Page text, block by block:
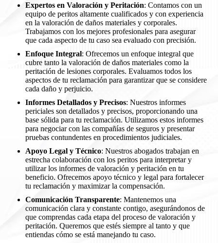
Expertos en Valoración y Peritación: Contamos con un
equipo de peritos altamente cualificados y con experiencia
en la valoración de daños materiales y corporales.
Trabajamos con los mejores profesionales para asegurar
que cada aspecto de tu caso sea evaluado con precisión.
Enfoque Integral: Ofrecemos un enfoque integral que
cubre tanto la valoración de daños materiales como la
peritación de lesiones corporales. Evaluamos todos los
aspectos de tu reclamación para garantizar que se considere
cada daño y perjuicio.
Informes Detallados y Precisos: Nuestros informes
periciales son detallados y precisos, proporcionando una
base sólida para tu reclamación. Utilizamos estos informes
para negociar con las compañías de seguros y presentar
pruebas contundentes en procedimientos judiciales.
Apoyo Legal y Técnico: Nuestros abogados trabajan en
estrecha colaboración con los peritos para interpretar y
utilizar los informes de valoración y peritación en tu
beneficio. Ofrecemos apoyo técnico y legal para fortalecer
tu reclamación y maximizar la compensación.
Comunicación Transparente: Mantenemos una
comunicación clara y constante contigo, asegurándonos de
que comprendas cada etapa del proceso de valoración y
peritación. Queremos que estés siempre al tanto y que
entiendas cómo se está manejando tu caso.